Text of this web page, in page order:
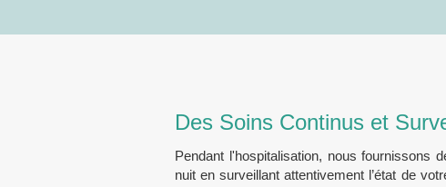
Des Soins Continus et
Pendant l'hospitalisation, nous fournissons
nuit en surveillant attentivement l’état de